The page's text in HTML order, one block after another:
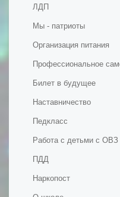
ЛДП
Мы - патриоты
Организация питания
Профессиональное
Билет в будущее
Наставничество
Педкласс
Работа с детьми с ОВЗ
ПДД
Наркопост